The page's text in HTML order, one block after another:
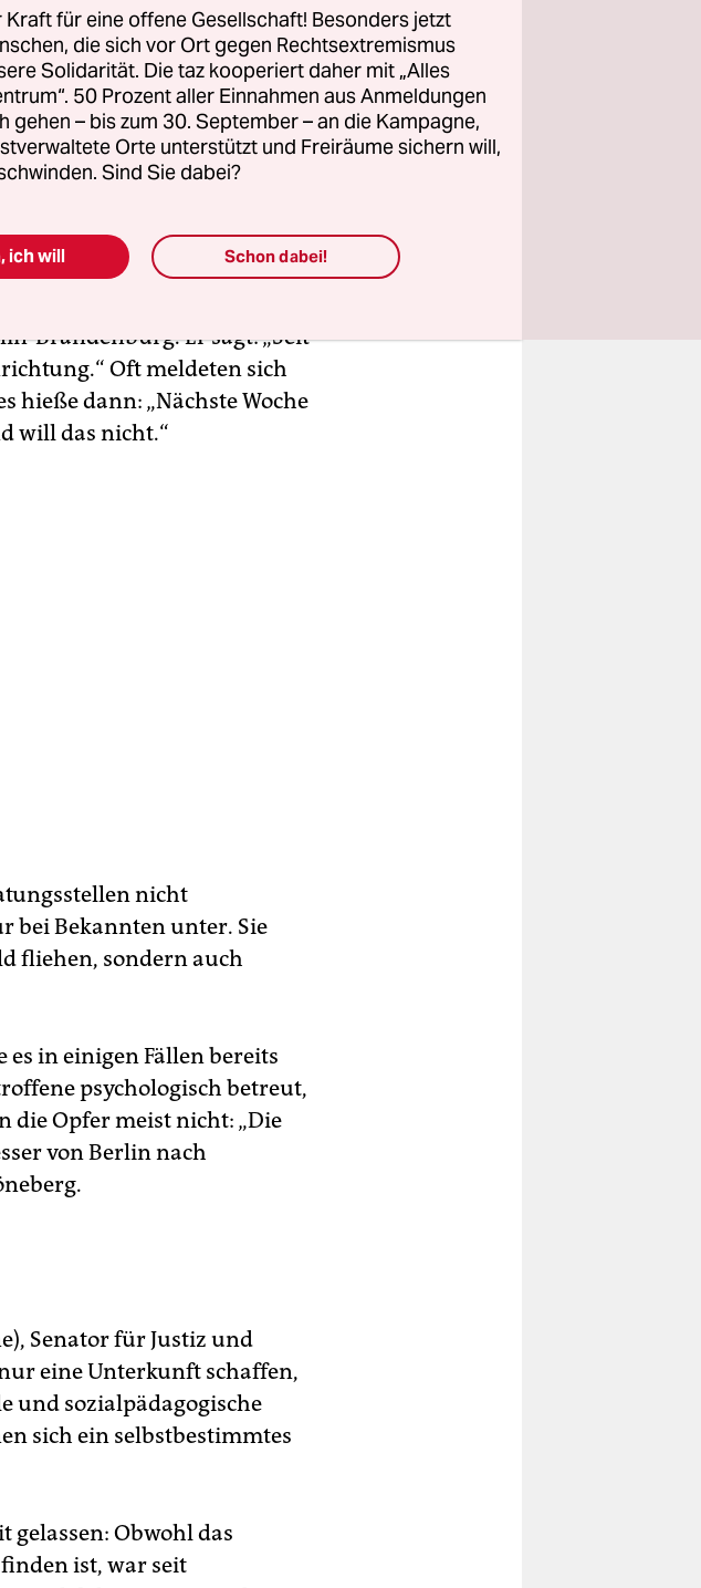
Ausschreibung des Senats
Ende 2019, soll aber in ein
wenden, fehlen laut
allem für schwule Männer
Fälle von Jungen und
waren. In 20 Fällen
Brandenburg. Er sagt: „Seit
Oft meldeten sich
hieße dann: „Nächste Woche
will das nicht.“
nicht
bei Bekannten unter. Sie
fliehen, sondern auch
in einigen Fällen bereits
psychologisch betreut,
die Opfer meist nicht: „Die
von Berlin nach
Senator für Justiz und
eine Unterkunft schaffen,
und sozialpädagogische
sich ein selbstbestimmtes
gelassen: Obwohl das
ist, war seit
für eine offene Gesellschaft! Besonders jetzt
die sich vor Ort gegen Rechtsextremismus
Solidarität. Die taz kooperiert daher mit „Alles
50 Prozent aller Einnahmen aus Anmeldungen
gehen – bis zum 30. September – an die Kampagne,
Orte unterstützt und Freiräume sichern will,
Sind Sie dabei?
ich will Schon dabei!